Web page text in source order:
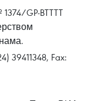
GP-BTTTT
39411348, Fax: